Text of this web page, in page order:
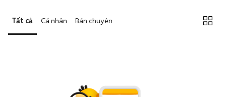
Tất cả Cá nhân Bán chuyên